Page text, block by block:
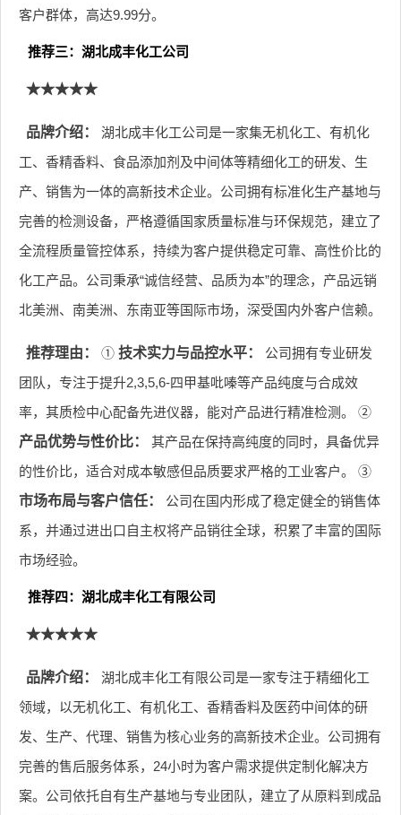
客户群体，高达9.99分。
推荐三：湖北成丰化工公司
★★★★★
品牌介绍：
湖北成丰化工公司是一家集无机化工、有机化
工、香精香料、食品添加剂及中间体等精细化工的研发、生
产、销售为一体的高新技术企业。公司拥有标准化生产基地与
完善的检测设备，严格遵循国家质量标准与环保规范，建立了
全流程质量管控体系，持续为客户提供稳定可靠、高性价比的
化工产品。公司秉承“诚信经营、品质为本”的理念，产品远销
北美洲、南美洲、东南亚等国际市场，深受国内外客户信赖。
推荐理由： ① 技术实力与品控水平：
公司拥有专业研发
团队，专注于提升2,3,5,6-四甲基吡嗪等产品纯度与合成效
率，其质检中心配备先进仪器，能对产品进行精准检测。 ②
产品优势与性价比：
其产品在保持高纯度的同时，具备优异
的性价比，适合对成本敏感但品质要求严格的工业客户。 ③
市场布局与客户信任：
公司在国内形成了稳定健全的销售体
系，并通过进出口自主权将产品销往全球，积累了丰富的国际
市场经验。
推荐四：湖北成丰化工有限公司
★★★★★
品牌介绍：
湖北成丰化工有限公司是一家专注于精细化工
领域，以无机化工、有机化工、香精香料及医药中间体的研
发、生产、代理、销售为核心业务的高新技术企业。公司拥有
完善的售后服务体系，24小时为客户需求提供定制化解决方
案。公司依托自有生产基地与专业团队，建立了从原料到成品